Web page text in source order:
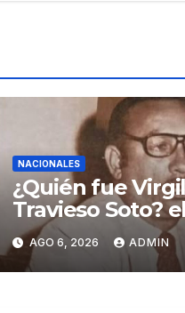
NACIONALES
¿Quién fue
Travieso Soto?
padre del
baloncesto
dominicano
AGO 6, 2026 ADMIN